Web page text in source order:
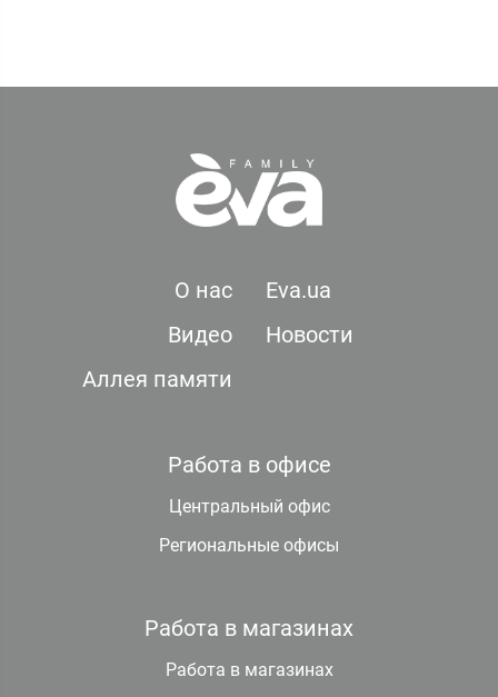
О нас
Eva.ua
Видео
Новости
Аллея памяти
Работа в офисе
Центральный офис
Региональные офисы
Работа в магазинах
Работа в магазинах